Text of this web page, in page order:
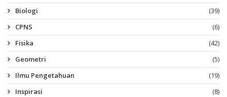
Biologi
(39)
CPNS
(6)
Fisika
(42)
Geometri
(5)
Ilmu Pengetahuan
(19)
Inspirasi
(8)